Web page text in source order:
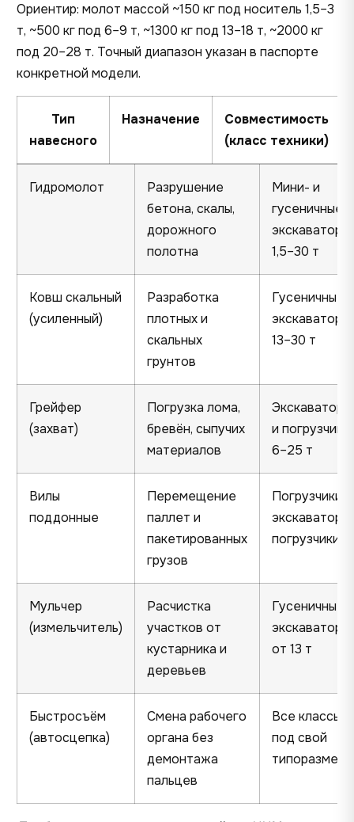
Ориентир: молот массой ~150 кг под носитель 1,5–3
т, ~500 кг под 6–9 т, ~1300 кг под 13–18 т, ~2000 кг
под 20–28 т. Точный диапазон указан в паспорте
конкретной модели.
Тип
навесного
Назначение
Совместимость
(класс техники)
Гидромолот
Разрушение
бетона, скалы,
дорожного
полотна
Мини- и
гусеничные
экскаваторы
1,5–30 т
Ковш скальный
(усиленный)
Разработка
плотных и
скальных
грунтов
Гусеничные
экскаваторы
13–30 т
Грейфер
(захват)
Погрузка лома,
бревён, сыпучих
материалов
Экскаваторы
и погрузчики
6–25 т
Вилы
поддонные
Перемещение
паллет и
пакетированных
грузов
Погрузчики,
погрузчики
Мульчер
(измельчитель)
Расчистка
участков от
кустарника и
деревьев
Гусеничные
экскаваторы
от 13 т
Быстросъём
(автосцепка)
Смена рабочего
органа без
демонтажа
пальцев
Все классы
под свой
типоразмер